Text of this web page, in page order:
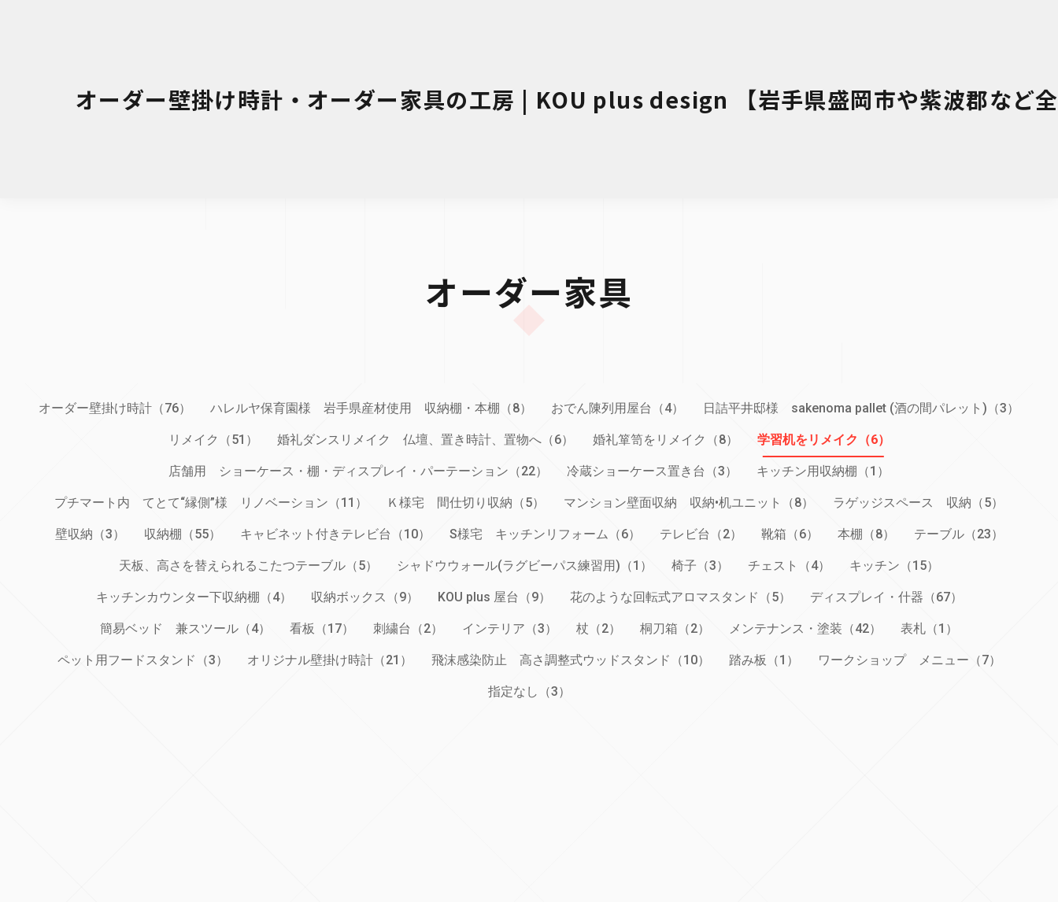
オーダー壁掛け時計・オーダー家具の工房 | KOU plus design 【岩手県盛岡市や紫波郡など
オーダー家具
オーダー壁掛け時計（76） ハレルヤ保育園様 岩手県産材使用 収納棚・本棚（8） おでん陳列用屋台（4） 日詰平井邸様 sakenoma pallet (酒の間パレット)（3）
リメイク（51） 婚礼ダンスリメイク 仏壇、置き時計、置物へ（6） 婚礼箪笥をリメイク（8） 学習机をリメイク（6）
店舗用 ショーケース・棚・ディスプレイ・パーテーション（22） 冷蔵ショーケース置き台（3） キッチン用収納棚（1）
プチマート内 てとて“縁側”様 リノベーション（11） Ｋ様宅 間仕切り収納（5） マンション壁面収納 収納•机ユニット（8） ラゲッジスペース 収納（5）
壁収納（3） 収納棚（55） キャビネット付きテレビ台（10） S様宅 キッチンリフォーム（6） テレビ台（2） 靴箱（6） 本棚（8） テーブル（23）
天板、高さを替えられるこたつテーブル（5） シャドウウォール(ラグビーパス練習用)（1） 椅子（3） チェスト（4） キッチン（15）
キッチンカウンター下収納棚（4） 収納ボックス（9） KOU plus 屋台（9） 花のような回転式アロマスタンド（5） ディスプレイ・什器（67）
簡易ベッド 兼スツール（4） 看板（17） 刺繍台（2） インテリア（3） 杖（2） 桐刀箱（2） メンテナンス・塗装（42） 表札（1）
ペット用フードスタンド（3） オリジナル壁掛け時計（21） 飛沫感染防止 高さ調整式ウッドスタンド（10） 踏み板（1） ワークショップ メニュー（7）
指定なし（3）